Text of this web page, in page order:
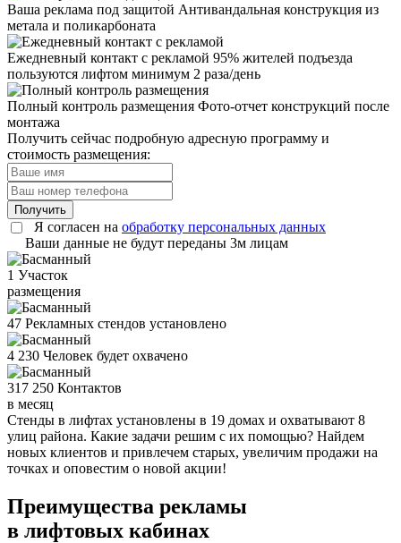
Ваша реклама под защитой Антивандальная конструкция из
метала и поликарбоната
Ежедневный контакт с рекламой 95% жителей подъезда
пользуются лифтом минимум 2 раза/день
Полный контроль размещения Фото-отчет конструкций после
монтажа
Получить сейчас подробную адресную программу и
стоимость размещения:
Получить
Я согласен на обработку персональных данных
Ваши данные не будут переданы 3м лицам
1 Участок
размещения
47 Рекламных стендов установлено
4 230 Человек будет охвачено
317 250 Контактов
в месяц
Стенды в лифтах установлены в 19 домах и охватывают 8
улиц района. Какие задачи решим с их помощью? Найдем
новых клиентов и привлечем старых, увеличим продажи на
точках и оповестим о новой акции!
Преимущества рекламы
в лифтовых кабинах